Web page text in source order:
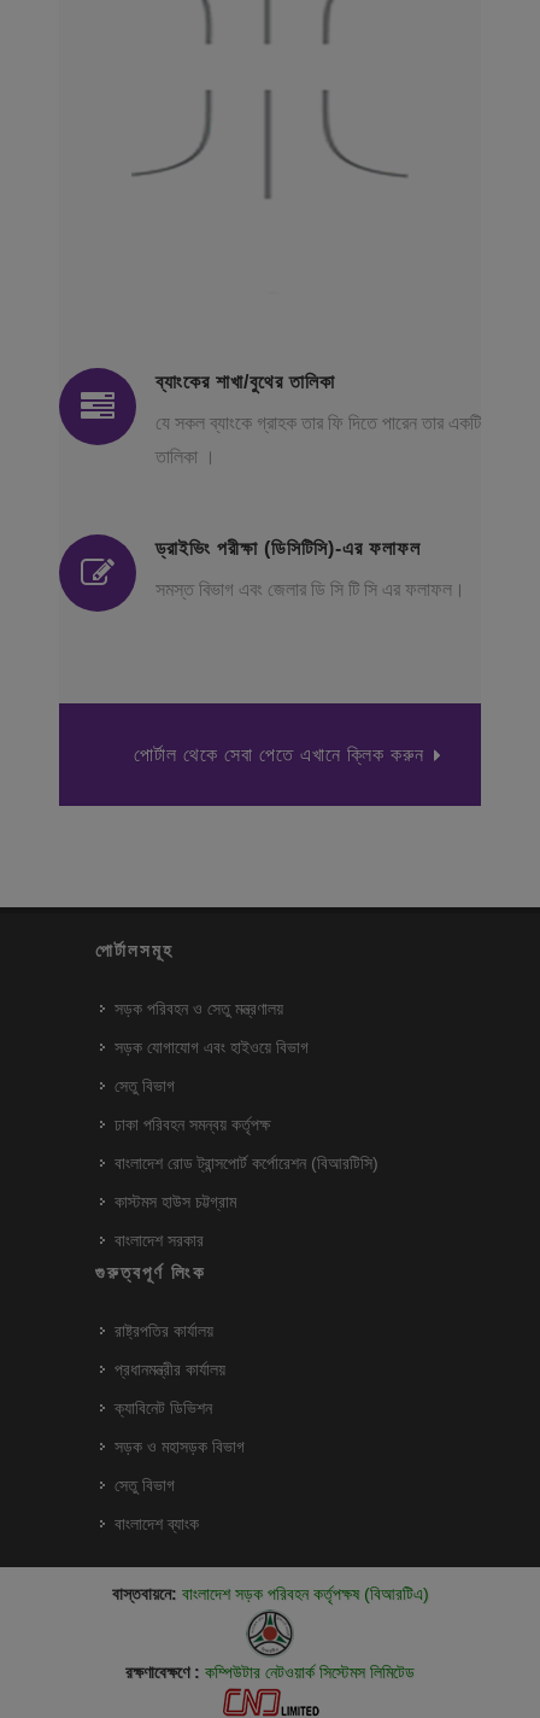
ব্যাংকের শাখা/বুথের তালিকা
যে সকল ব্যাংকে গ্রাহক তার ফি দিতে পারেন তার একটি
তালিকা ।
ড্রাইভিং পরীক্ষা (ডিসিটিসি)-এর ফলাফল
সমস্ত বিভাগ এবং জেলার ডি সি টি সি এর ফলাফল।
পোর্টাল থেকে সেবা পেতে এখানে ক্লিক করুন
পোর্টালসমূহ
সড়ক পরিবহন ও সেতু মন্ত্রণালয়
সড়ক যোগাযোগ এবং হাইওয়ে বিভাগ
সেতু বিভাগ
ঢাকা পরিবহন সমন্বয় কর্তৃপক্ষ
বাংলাদেশ রোড ট্রান্সপোর্ট কর্পোরেশন (বিআরটিসি)
কাস্টমস হাউস চট্টগ্রাম
বাংলাদেশ সরকার
গুরুত্বপূর্ণ লিংক
রাষ্ট্রপতির কার্যালয়
প্রধানমন্ত্রীর কার্যালয়
ক্যাবিনেট ডিভিশন
সড়ক ও মহাসড়ক বিভাগ
সেতু বিভাগ
বাংলাদেশ ব্যাংক
বাস্তবায়নে: বাংলাদেশ সড়ক পরিবহন কর্তৃপক্ষ (বিআরটিএ)
রক্ষণাবেক্ষণে : কম্পিউটার নেটওয়ার্ক সিস্টেমস লিমিটেড